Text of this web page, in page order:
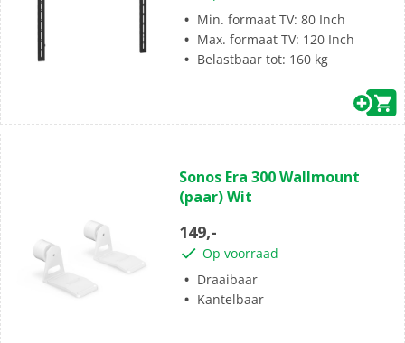
Min. formaat TV: 80 Inch
Max. formaat TV: 120 Inch
Belastbaar tot: 160 kg
van
de
sterren.
Sonos Era 300 Wallmount
(paar) Wit
149,-
Op voorraad
Draaibaar
Kantelbaar